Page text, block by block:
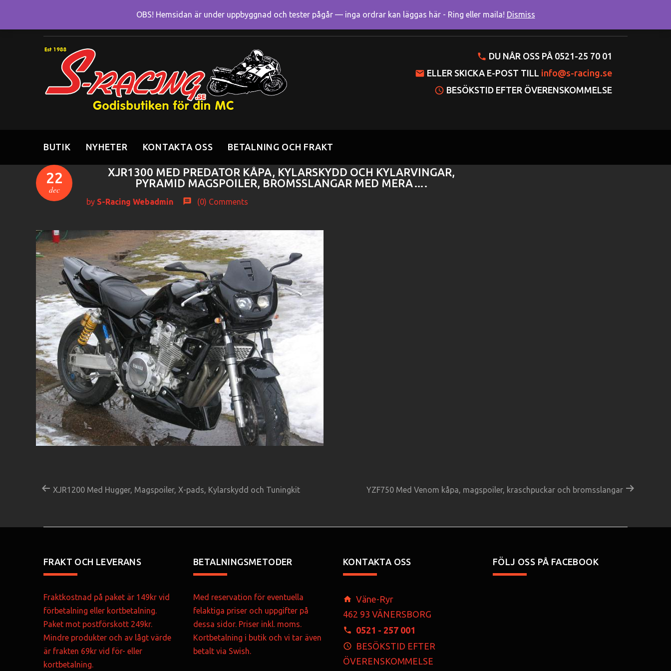
Mitt konto Varukorgen
DU NÅR OSS PÅ 0521-25 70 01
ELLER SKICKA E-POST TILL info@s-racing.se
BESÖKSTID EFTER ÖVERENSKOMMELSE
BUTIK NYHETER KONTAKTA OSS BETALNING OCH FRAKT
22
dec
XJR1300 MED PREDATOR KÅPA, KYLARSKYDD OCH KYLARVINGAR,
PYRAMID MAGSPOILER, BROMSSLANGAR MED MERA….
by S-Racing Webadmin (0) Comments
XJR1200 Med Hugger, Magspoiler, X-pads, Kylarskydd och Tuningkit YZF750 Med Venom kåpa, magspoiler, kraschpuckar och bromsslangar
FRAKT OCH LEVERANS
Fraktkostnad på paket är 149kr vid
förbetalning eller kortbetalning.
Paket mot postförskott 249kr.
Mindre produkter och av lågt värde
är frakten 69kr vid för- eller
kortbetalning.
BETALNINGSMETODER
Med reservation för eventuella
felaktiga priser och uppgifter på
dessa sidor. Priser inkl. moms.
Kortbetalning i butik och vi tar även
betalt via Swish.
KONTAKTA OSS
Väne-Ryr
462 93 VÄNERSBORG
0521 - 257 001
BESÖKSTID EFTER
ÖVERENSKOMMELSE
FÖLJ OSS PÅ FACEBOOK
OBS! Hemsidan är under uppbyggnad och tester pågår — inga ordrar kan läggas här - Ring eller maila! Dismiss